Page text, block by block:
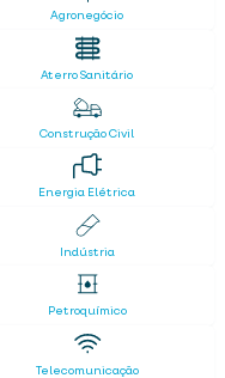
Agronegócio
Aterro Sanitário
Construção Civil
Energia Elétrica
Indústria
Petroquímico
Telecomunicação